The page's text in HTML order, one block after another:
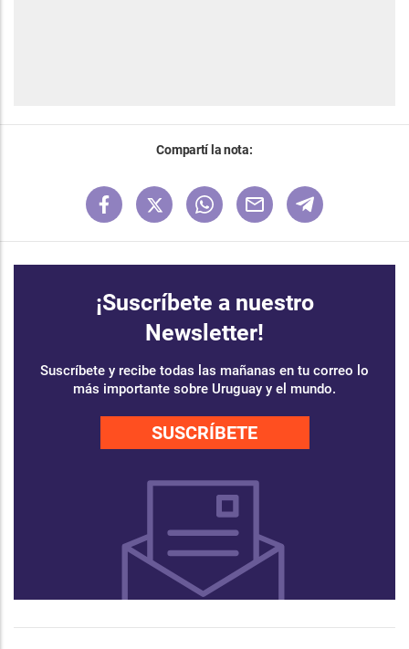
Compartí la nota:
¡Suscríbete a nuestro
Newsletter!
Suscríbete y recibe todas las mañanas en tu correo lo
más importante sobre Uruguay y el mundo.
SUSCRÍBETE